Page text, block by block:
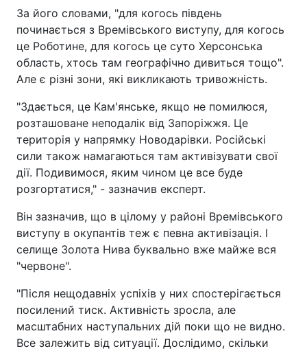
За його словами, "для когось південь
починається з Времівського виступу, для когось
це Роботине, для когось це суто Херсонська
область, хтось там географічно дивиться тощо".
Але є різні зони, які викликають тривожність.
"Здається, це Кам'янське, якщо не помилюся,
розташоване неподалік від Запоріжжя. Це
територія у напрямку Новодарівки. Російські
сили також намагаються там активізувати свої
дії. Подивимося, яким чином це все буде
розгортатися," - зазначив експерт.
Він зазначив, що в цілому у районі Времівського
виступу в окупантів теж є певна активізація. І
селище Золота Нива буквально вже майже вся
"червоне".
"Після нещодавніх успіхів у них спостерігається
посилений тиск. Активність зросла, але
масштабних наступальних дій поки що не видно.
Все залежить від ситуації. Дослідимо, скільки